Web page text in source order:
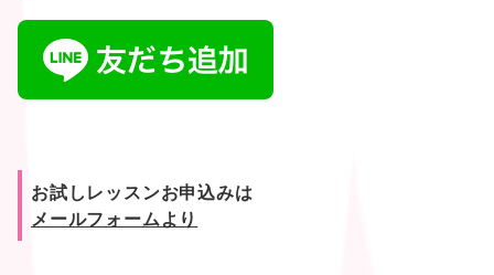
お試しレッスンお申込みは
メールフォームより